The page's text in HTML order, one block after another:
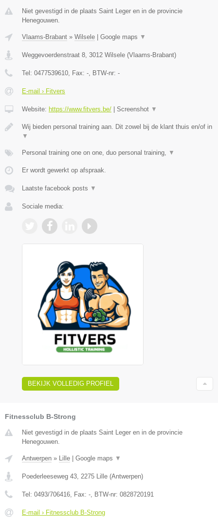
Niet gevestigd in de plaats Saint Leger en in de provincie
Henegouwen.
Vlaams-Brabant » Wilsele Google maps ▼
Weggevoerdenstraat 8, 3012 Wilsele (Vlaams-Brabant)
Tel: 0477539610, Fax: -, BTW-nr: -
E-mail › Fitvers
Website: https://www.fitvers.be/ Screenshot ▼
Wij bieden personal training aan. Dit zowel bij de klant thuis en/of in
▼
Personal training one on one, duo personal training, ▼
Er wordt gewerkt op afspraak.
Laatste facebook posts ▼
Sociale media:
BEKIJK VOLLEDIG PROFIEL
Fitnessclub B-Strong
Niet gevestigd in de plaats Saint Leger en in de provincie
Henegouwen.
Antwerpen » Lille Google maps ▼
Poederleeseweg 43, 2275 Lille (Antwerpen)
Tel: 0493/706416, Fax: -, BTW-nr: 0828720191
E-mail › Fitnessclub B-Strong